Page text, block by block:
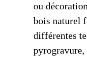
ou
bois naturel
différentes
pyrogravure,